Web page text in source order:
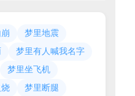
梦里地震
梦里有人喊我名字
梦里坐飞机
梦里断腿